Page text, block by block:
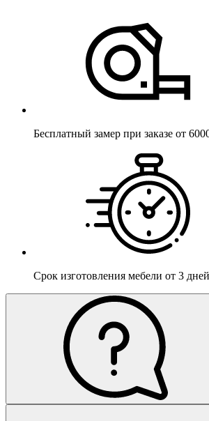
Бесплатный замер при заказе от
Срок изготовления мебели от 3 дней